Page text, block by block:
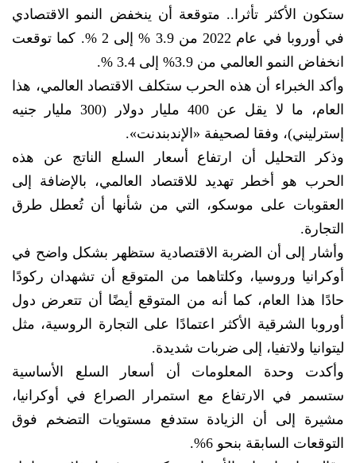
ستكون الأكثر تأثرا.. متوقعة أن ينخفض النمو الاقتصادي
في أوروبا في عام 2022 من 3.9 % إلى 2 %. كما توقعت
انخفاض النمو العالمي من 3.9% إلى 3.4 %.
وأكد الخبراء أن هذه الحرب ستكلف الاقتصاد العالمي، هذا
العام، ما لا يقل عن 400 مليار دولار (300 مليار جنيه
إسترليني)، وفقا لصحيفة «الإندبندنت».
وذكر التحليل أن ارتفاع أسعار السلع الناتج عن هذه
الحرب هو أخطر تهديد للاقتصاد العالمي، بالإضافة إلى
العقوبات على موسكو، التي من شأنها أن تُعطل طرق
التجارة.
وأشار إلى أن الضربة الاقتصادية ستظهر بشكل واضح في
أوكرانيا وروسيا، وكلتاهما من المتوقع أن تشهدان ركودًا
حادًا هذا العام، كما أنه من المتوقع أيضًا أن تتعرض دول
أوروبا الشرقية الأكثر اعتمادًا على التجارة الروسية، مثل
ليتوانيا ولاتفيا، إلى ضربات شديدة.
وأكدت وحدة المعلومات أن أسعار السلع الأساسية
ستسمر في الارتفاع مع استمرار الصراع في أوكرانيا،
مشيرة إلى أن الزيادة ستدفع مستويات التضخم فوق
التوقعات السابقة بنحو 6%.